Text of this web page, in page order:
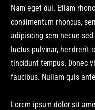
Nam eget dui. Etiam
condimentum rhoncus,
adipiscing sem neque
luctus pulvinar, hendrerit
tincidunt tempus. Donec
faucibus. Nullam quis
Lorem ipsum dolor sit